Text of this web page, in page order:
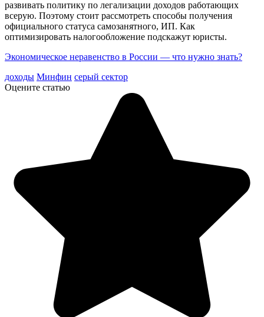
развивать политику по легализации доходов работающих
всерую. Поэтому стоит рассмотреть способы получения
официального статуса самозанятного, ИП. Как
оптимизировать налогообложение подскажут юристы.
Экономическое неравенство в России — что нужно знать?
доходы Минфин серый сектор
Оцените статью